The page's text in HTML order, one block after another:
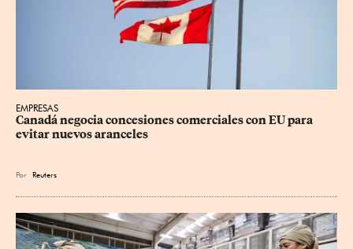
EMPRESAS
Canadá negocia concesiones comerciales con EU para
evitar nuevos aranceles
Por Reuters